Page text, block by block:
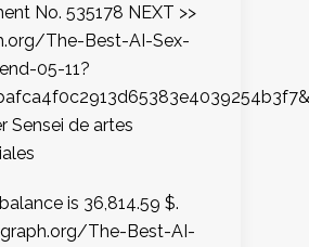
No. 535178 NEXT >>
The-Best-AI-Sex-
05-11?
Sensei de artes
is 36,814.59 $.
The-Best-AI-